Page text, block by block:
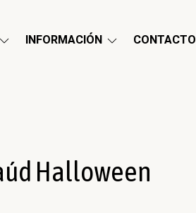
INFORMACIÓN CONTACTO
Halloween